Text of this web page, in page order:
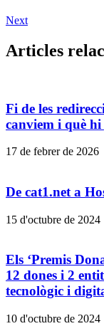
Next
Articles
Fi de les
canviem i què hi
17 de febrer de 2026
De cat1.net a
15 d'octubre de 2024
Els ‘Premis
12 dones i 2
tecnològic i
10 d'octubre de 2024